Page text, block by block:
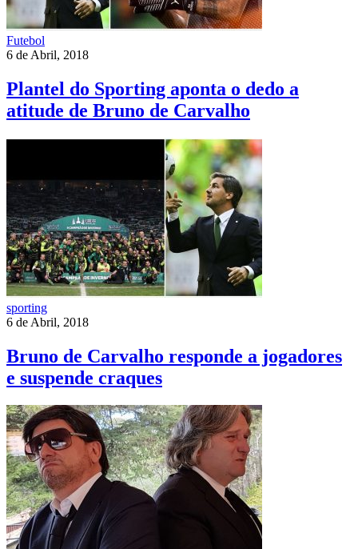
Futebol
6 de Abril, 2018
Plantel do Sporting aponta o dedo a
atitude de Bruno de Carvalho
sporting
6 de Abril, 2018
Bruno de Carvalho responde a jogadores
e suspende craques